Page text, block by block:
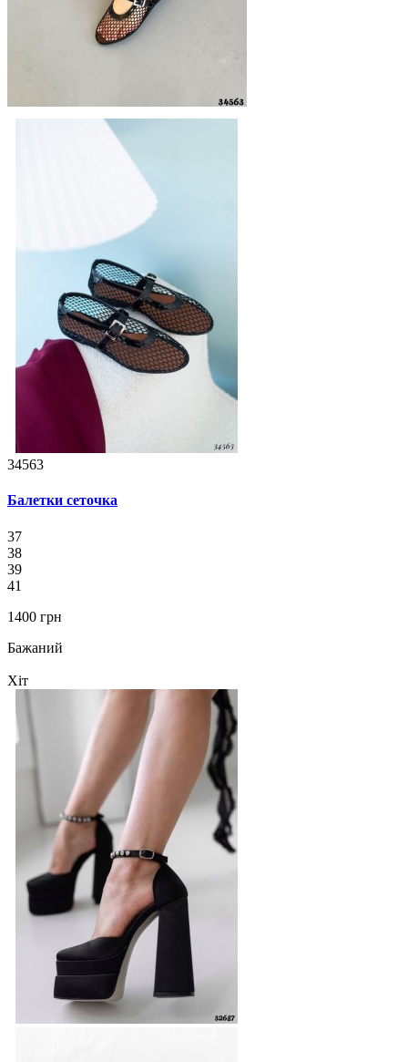
34563
Балетки сеточка
37
38
39
41
1400 грн
Бажаний
Хіт